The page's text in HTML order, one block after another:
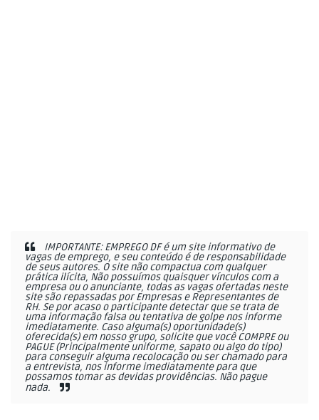
IMPORTANTE: EMPREGO DF é um site informativo de
vagas de emprego, e seu conteúdo é de responsabilidade
de seus autores. O site não compactua com qualquer
prática ilícita, Não possuímos quaisquer vínculos com a
empresa ou o anunciante, todas as vagas ofertadas neste
site são repassadas por Empresas e Representantes de
RH. Se por acaso o participante detectar que se trata de
uma informação falsa ou tentativa de golpe nos informe
imediatamente. Caso alguma(s) oportunidade(s)
oferecida(s) em nosso grupo, solicite que você COMPRE ou
PAGUE (Principalmente uniforme, sapato ou algo do tipo)
para conseguir alguma recolocação ou ser chamado para
a entrevista, nos informe imediatamente para que
possamos tomar as devidas providências. Não pague
nada.